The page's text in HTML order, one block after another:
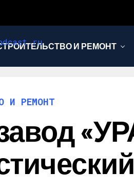
И РЕМОНТ
И РЕМОНТ